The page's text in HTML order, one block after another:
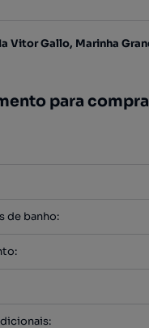
Vitor Gallo, Marinha
para
de banho:
:
: